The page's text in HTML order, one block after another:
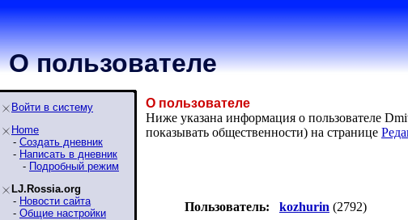
О пользователе
Войти в систему
Home
- Создать дневник
- Написать в дневник
- Подробный режим
LJ.Rossia.org
- Новости сайта
- Общие настройки
О пользователе
Ниже указана информация о пользователе
показывать общественности) на странице
Пользователь: kozhurin (2792)